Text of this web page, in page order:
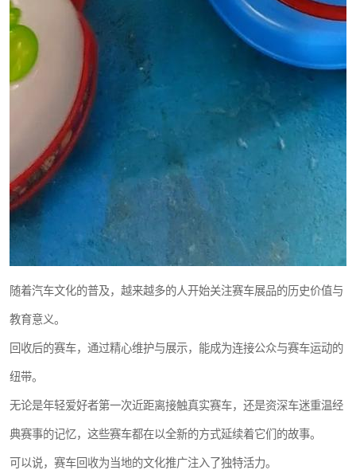
随着汽车文化的普及，越来越多的人开始关注赛车展品的历史价值与
教育意义。
回收后的赛车，通过精心维护与展示，能成为连接公众与赛车运动的
纽带。
无论是年轻爱好者第一次近距离接触真实赛车，还是资深车迷重温经
典赛事的记忆，这些赛车都在以全新的方式延续着它们的故事。
可以说，赛车回收为当地的文化推广注入了独特活力。